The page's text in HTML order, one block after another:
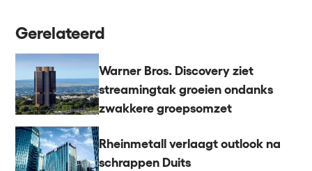
Gerelateerd
Warner Bros. Discovery ziet
streamingtak groeien ondanks
zwakkere groepsomzet
Rheinmetall verlaagt outlook na
schrappen Duits